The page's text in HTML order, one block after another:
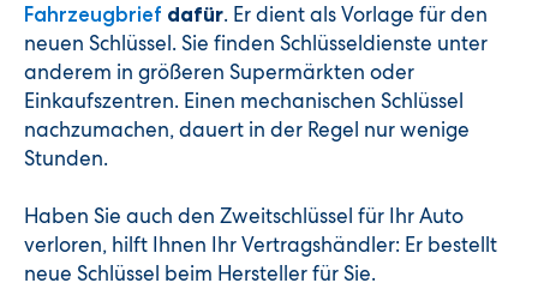
Fahrzeugbrief dafür. Er dient als Vorlage für den
neuen Schlüssel. Sie finden Schlüsseldienste unter
anderem in größeren Supermärkten oder
Einkaufszentren. Einen mechanischen Schlüssel
nachzumachen, dauert in der Regel nur wenige
Stunden.
Haben Sie auch den Zweitschlüssel für Ihr Auto
verloren, hilft Ihnen Ihr Vertragshändler: Er bestellt
neue Schlüssel beim Hersteller für Sie.